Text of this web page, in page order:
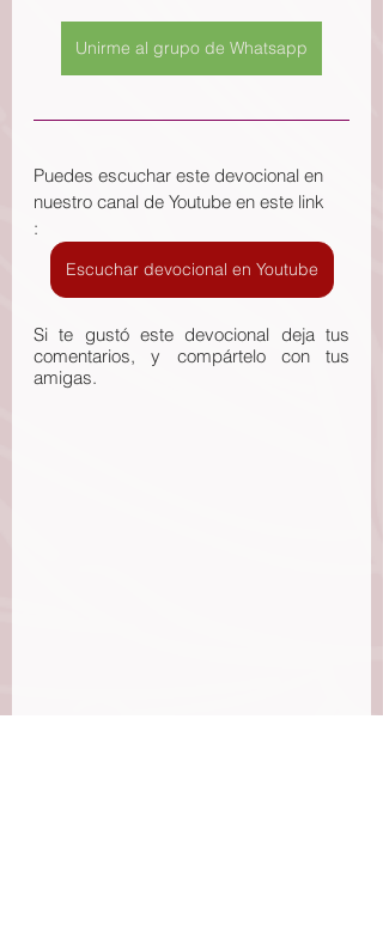
Unirme al grupo de Whatsapp
Puedes escuchar este devocional en
nuestro canal de Youtube en este link
:
Escuchar devocional en Youtube
Si te gustó este devocional deja tus
comentarios, y compártelo con tus
amigas.